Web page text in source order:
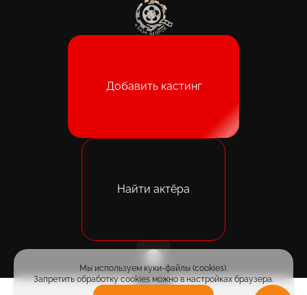
Мы используем куки-файлы (cookies).
Запретить обработку cookies можно в настройках браузера.
Добавить кастинг
Найти актёра